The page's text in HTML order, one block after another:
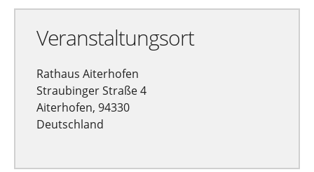
Veranstaltungsort
Rathaus Aiterhofen
Straubinger Straße 4
Aiterhofen, 94330
Deutschland